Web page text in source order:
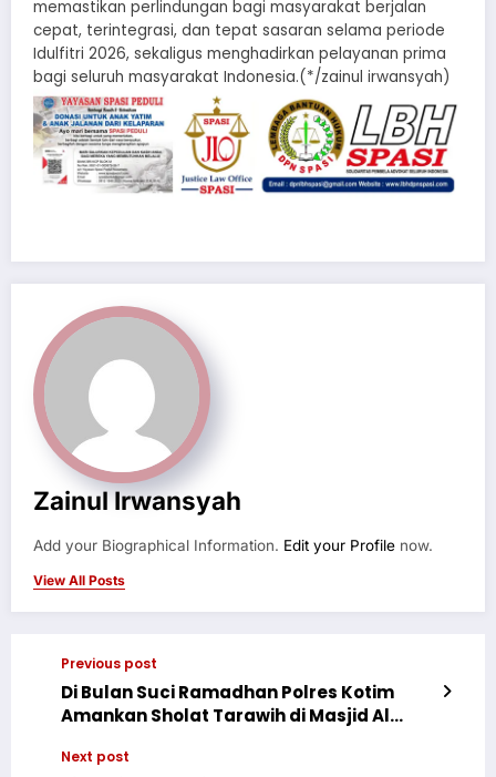
memastikan perlindungan bagi masyarakat berjalan
cepat, terintegrasi, dan tepat sasaran selama periode
Idulfitri 2026, sekaligus menghadirkan pelayanan prima
bagi seluruh masyarakat Indonesia.(*/zainul irwansyah)
Zainul Irwansyah
Add your Biographical Information. Edit your Profile now.
View All Posts
Previous post
Di Bulan Suci Ramadhan Polres Kotim
Amankan Sholat Tarawih di Masjid Al
Next post